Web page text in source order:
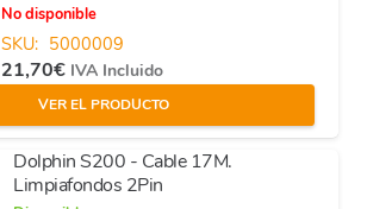
No disponible
SKU: 5000009
21,70€ IVA Incluido
VER EL PRODUCTO
Dolphin S200 - Cable 17M.
Limpiafondos 2Pin